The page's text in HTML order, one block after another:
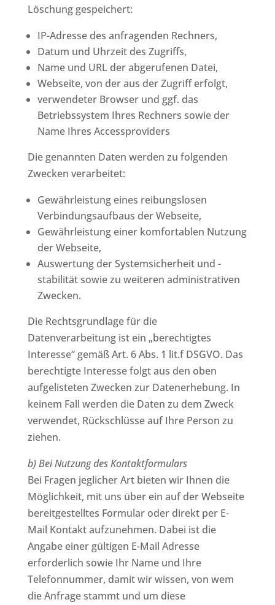
Löschung gespeichert:
IP-Adresse des anfragenden Rechners,
Datum und Uhrzeit des Zugriffs,
Name und URL der abgerufenen Datei,
Webseite, von der aus der Zugriff erfolgt,
verwendeter Browser und ggf. das
Betriebssystem Ihres Rechners sowie der
Name Ihres Accessproviders
Die genannten Daten werden zu folgenden
Zwecken verarbeitet:
Gewährleistung eines reibungslosen
Verbindungsaufbaus der Webseite,
Gewährleistung einer komfortablen Nutzung
der Webseite,
Auswertung der Systemsicherheit und -
stabilität sowie zu weiteren administrativen
Zwecken.
Die Rechtsgrundlage für die
Datenverarbeitung ist ein „berechtigtes
Interesse“ gemäß Art. 6 Abs. 1 lit.f DSGVO. Das
berechtigte Interesse folgt aus den oben
aufgelisteten Zwecken zur Datenerhebung. In
keinem Fall werden die Daten zu dem Zweck
verwendet, Rückschlüsse auf Ihre Person zu
ziehen.
b) Bei Nutzung des Kontaktformulars
Bei Fragen jeglicher Art bieten wir Ihnen die
Möglichkeit, mit uns über ein auf der Webseite
bereitgestelltes Formular oder direkt per E-
Mail Kontakt aufzunehmen. Dabei ist die
Angabe einer gültigen E-Mail Adresse
erforderlich sowie Ihr Name und Ihre
Telefonnummer, damit wir wissen, von wem
die Anfrage stammt und um diese